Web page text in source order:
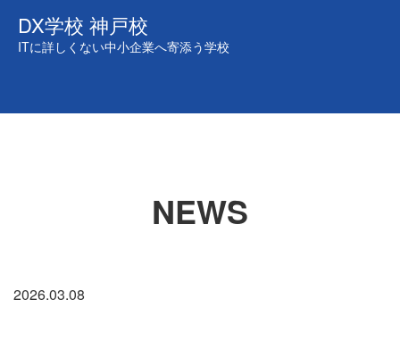
DX学校 神戸校
ITに詳しくない中小企業へ寄添う学校
NEWS
2026.03.08